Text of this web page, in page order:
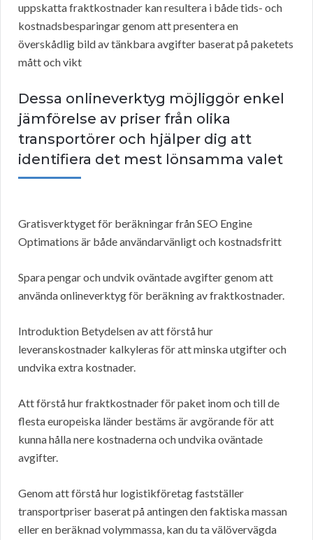
uppskatta fraktkostnader kan resultera i både tids- och
kostnadsbesparingar genom att presentera en
överskådlig bild av tänkbara avgifter baserat på paketets
mått och vikt
Dessa onlineverktyg möjliggör enkel
jämförelse av priser från olika
transportörer och hjälper dig att
identifiera det mest lönsamma valet
Gratisverktyget för beräkningar från SEO Engine
Optimations är både användarvänligt och kostnadsfritt
Spara pengar och undvik oväntade avgifter genom att
använda onlineverktyg för beräkning av fraktkostnader.
Introduktion Betydelsen av att förstå hur
leveranskostnader kalkyleras för att minska utgifter och
undvika extra kostnader.
Att förstå hur fraktkostnader för paket inom och till de
flesta europeiska länder bestäms är avgörande för att
kunna hålla nere kostnaderna och undvika oväntade
avgifter.
Genom att förstå hur logistikföretag fastställer
transportpriser baserat på antingen den faktiska massan
eller en beräknad volymmassa, kan du ta välövervägda